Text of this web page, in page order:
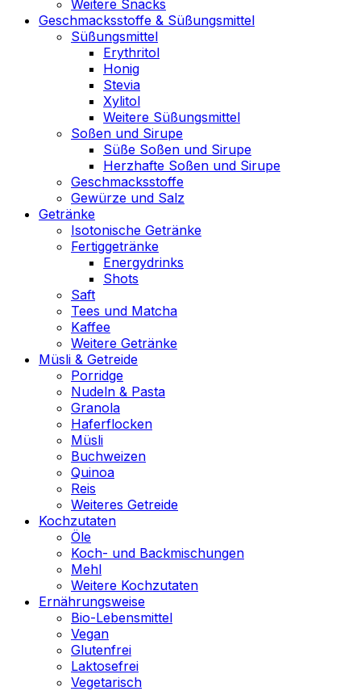
Weitere Snacks
Geschmacksstoffe & Süßungsmittel
Süßungsmittel
Erythritol
Honig
Stevia
Xylitol
Weitere Süßungsmittel
Soßen und Sirupe
Süße Soßen und Sirupe
Herzhafte Soßen und Sirupe
Geschmacksstoffe
Gewürze und Salz
Getränke
Isotonische Getränke
Fertiggetränke
Energydrinks
Shots
Saft
Tees und Matcha
Kaffee
Weitere Getränke
Müsli & Getreide
Porridge
Nudeln & Pasta
Granola
Haferflocken
Müsli
Buchweizen
Quinoa
Reis
Weiteres Getreide
Kochzutaten
Öle
Koch- und Backmischungen
Mehl
Weitere Kochzutaten
Ernährungsweise
Bio-Lebensmittel
Vegan
Glutenfrei
Laktosefrei
Vegetarisch